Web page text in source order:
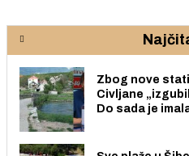
Zbog nove
Civljane
Do sada je